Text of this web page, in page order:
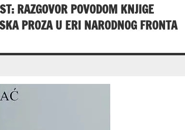
RAZGOVOR POVODOM KNJIGE
PROZA U ERI NARODNOG FRONTA